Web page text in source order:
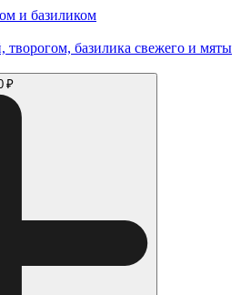
и базиликом
творогом, базилика свежего и мяты
₽